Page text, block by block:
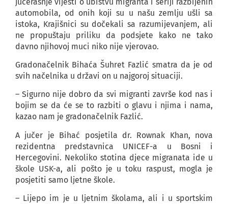
automobila, od onih koji su u našu zemlju ušli sa
istoka, Krajišnici su dočekali sa razumijevanjem, ali
ne propuštaju priliku da podsjete kako ne tako
davno njihovoj muci niko nije vjerovao.
Gradonačelnik Bihaća Šuhret Fazlić smatra da je od
svih načelnika u državi on u najgoroj situaciji.
– Sigurno nije dobro da svi migranti završe kod nas i
bojim se da će se to razbiti o glavu i njima i nama,
kazao nam je gradonačelnik Fazlić.
A jučer je Bihać posjetila dr. Rownak Khan, nova
rezidentna predstavnica UNICEF-a u Bosni i
Hercegovini. Nekoliko stotina djece migranata ide u
škole USK-a, ali pošto je u toku raspust, mogla je
posjetiti samo ljetne škole.
– Lijepo im je u ljetnim školama, ali i u sportskim